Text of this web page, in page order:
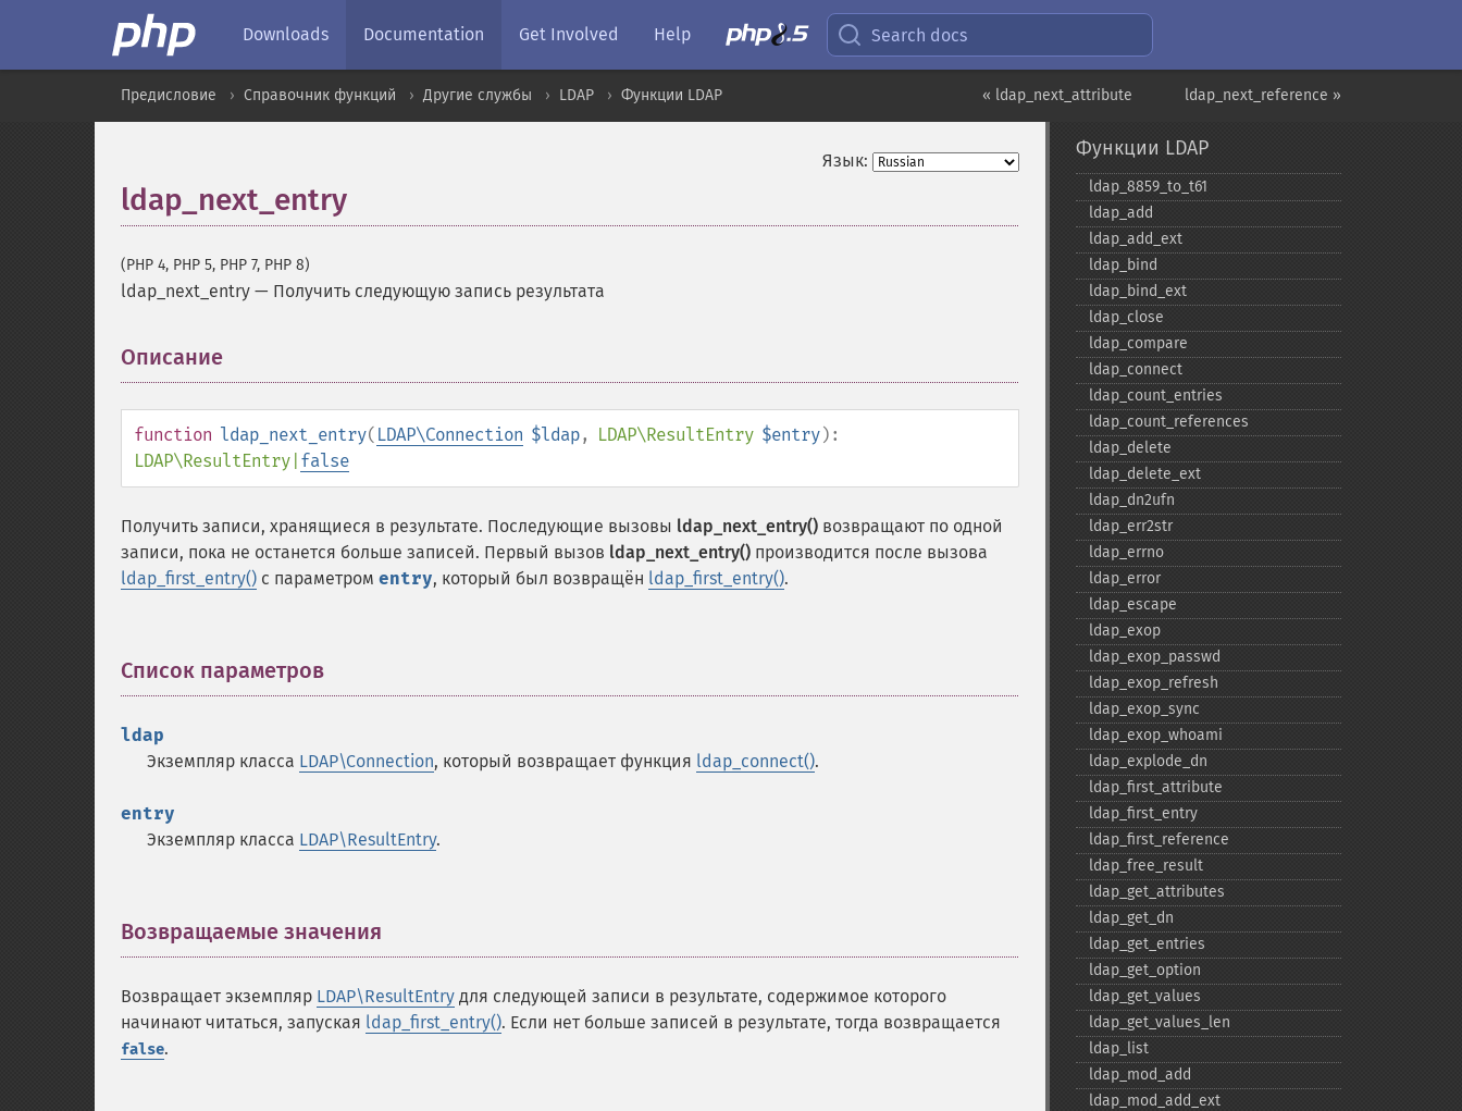
Downloads Documentation Get Involved Help Search docs
ldap_next_reference »
« ldap_next_attribute
Предисловие Справочник функций Другие службы LDAP Функции LDAP
Язык:
ldap_next_entry
(PHP 4, PHP 5, PHP 7, PHP 8)
ldap_next_entry — Получить следующую запись результата
Описание
function ldap_next_entry( LDAP\Connection $ldap, LDAP\ResultEntry $entry):
LDAP\ResultEntry false
Получить записи, хранящиеся в результате. Последующие вызовы ldap_next_entry() возвращают по одной
записи, пока не останется больше записей. Первый вызов ldap_next_entry() производится после вызова
ldap_first_entry() с параметром entry, который был возвращён ldap_first_entry().
Список параметров
ldap
Экземпляр класса LDAP\Connection, который возвращает функция ldap_connect().
entry
Экземпляр класса LDAP\ResultEntry.
Возвращаемые значения
Возвращает экземпляр LDAP\ResultEntry для следующей записи в результате, содержимое которого
начинают читаться, запуская ldap_first_entry(). Если нет больше записей в результате, тогда возвращается
false.
Функции LDAP
ldap_​8859_​to_​t61
ldap_​add
ldap_​add_​ext
ldap_​bind
ldap_​bind_​ext
ldap_​close
ldap_​compare
ldap_​connect
ldap_​count_​entries
ldap_​count_​references
ldap_​delete
ldap_​delete_​ext
ldap_​dn2ufn
ldap_​err2str
ldap_​errno
ldap_​error
ldap_​escape
ldap_​exop
ldap_​exop_​passwd
ldap_​exop_​refresh
ldap_​exop_​sync
ldap_​exop_​whoami
ldap_​explode_​dn
ldap_​first_​attribute
ldap_​first_​entry
ldap_​first_​reference
ldap_​free_​result
ldap_​get_​attributes
ldap_​get_​dn
ldap_​get_​entries
ldap_​get_​option
ldap_​get_​values
ldap_​get_​values_​len
ldap_​list
ldap_​mod_​add
ldap_​mod_​add_​ext